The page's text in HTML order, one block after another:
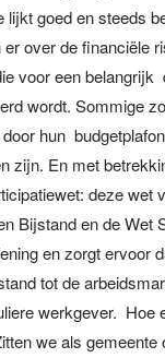
lijkt goed en steeds
over de financiële
voor een belangrijk
wordt. Sommige
hun
zijn. En met
deze wet
Bijstand en de Wet
en zorgt ervoor
tot de
werkgever. Hoe
we als gemeente